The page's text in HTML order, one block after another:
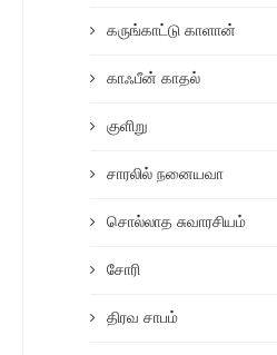
கருங்காட்டு காளான்
காஃபீன் காதல்
குளிறு
சாரலில் நனையவா
சொல்லாத சுவாரசியம்
சோரி
திரவ சாபம்